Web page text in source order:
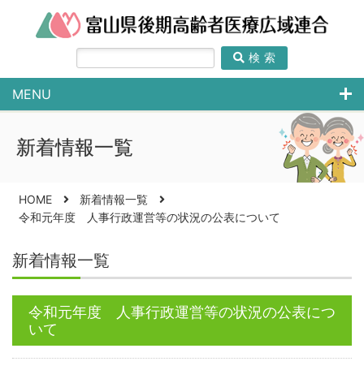
検索
MENU
新着情報一覧
HOME
新着情報一覧
令和元年度 人事行政運営等の状況の公表について
新着情報一覧
令和元年度 人事行政運営等の状況の公表につ
いて